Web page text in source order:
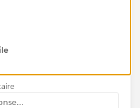
_ui/core/chatter/grou